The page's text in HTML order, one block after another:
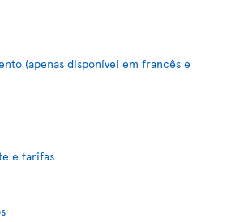
(apenas disponível em francês e
e tarifas